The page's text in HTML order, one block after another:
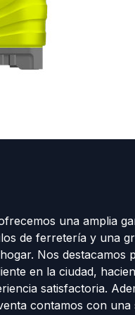
una amplia
de ferretería y una
Nos destacamos
en la ciudad,
satisfactoria.
contamos con una